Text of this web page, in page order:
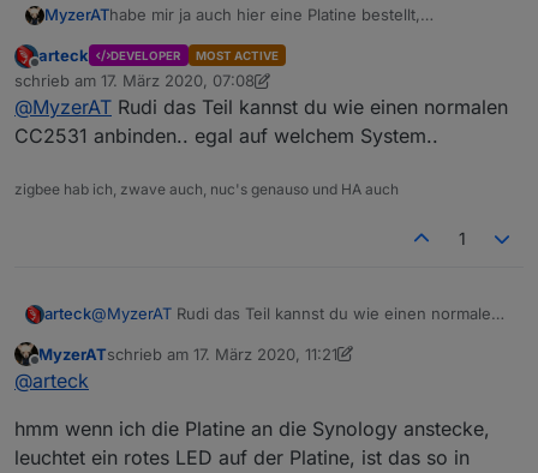
MyzerAThabe mir ja auch hier eine Platine bestellt,
Lieferung 1A ***
Nun zu meiner Frage, kann man die Platine auch auf
der Synology DS anwenden, finde dazu keine Info?
Offline
arteck DEVELOPER MOST ACTIVE
schrieb am 17. März 2020, 07:08
zuletzt editiert von arteck
@MyzerAT Rudi das Teil kannst du wie einen normalen
CC2531 anbinden.. egal auf welchem System..
zigbee hab ich, zwave auch, nuc's genauso und HA auch
1
arteck@MyzerAT Rudi das Teil kannst du wie einen normalen
Offline
MyzerATschrieb am 17. März 2020, 11:21
zuletzt editiert von MyzerAT
@arteck
hmm wenn ich die Platine an die Synology anstecke,
leuchtet ein rotes LED auf der Platine, ist das so in